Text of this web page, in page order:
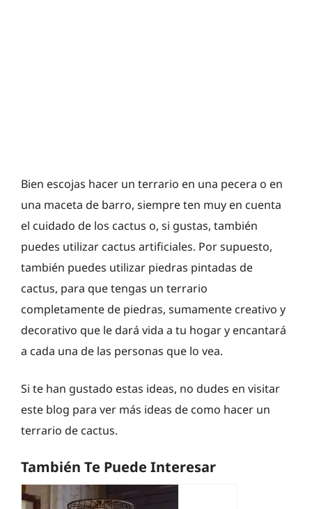
Bien escojas hacer un terrario en una pecera o en
una maceta de barro, siempre ten muy en cuenta
el cuidado de los cactus o, si gustas, también
puedes utilizar cactus artificiales. Por supuesto,
también puedes utilizar piedras pintadas de
cactus, para que tengas un terrario
completamente de piedras, sumamente creativo y
decorativo que le dará vida a tu hogar y encantará
a cada una de las personas que lo vea.
Si te han gustado estas ideas, no dudes en visitar
este blog para ver más ideas de como hacer un
terrario de cactus.
También Te Puede Interesar